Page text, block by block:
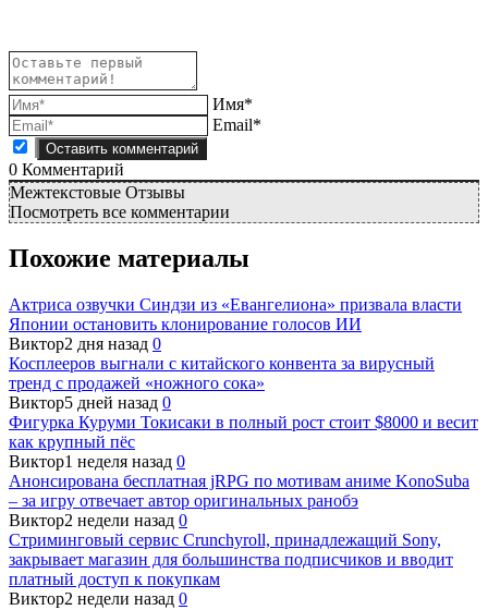
Имя*
Email*
0 Комментарий
Межтекстовые Отзывы
Посмотреть все комментарии
Похожие материалы
Актриса озвучки Синдзи из «Евангелиона» призвала власти
Японии остановить клонирование голосов ИИ
Виктор2 дня назад 0
Косплееров выгнали с китайского конвента за вирусный
тренд с продажей «ножного сока»
Виктор5 дней назад 0
Фигурка Куруми Токисаки в полный рост стоит $8000 и весит
как крупный пёс
Виктор1 неделя назад 0
Анонсирована бесплатная jRPG по мотивам аниме KonoSuba
– за игру отвечает автор оригинальных ранобэ
Виктор2 недели назад 0
Стриминговый сервис Crunchyroll, принадлежащий Sony,
закрывает магазин для большинства подписчиков и вводит
платный доступ к покупкам
Виктор2 недели назад 0